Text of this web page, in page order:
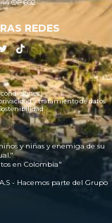
OF 602
REDES
y tratamiento de datos
y niñas y enemiga de su
en Colombia"
- Hacemos parte del Grupo